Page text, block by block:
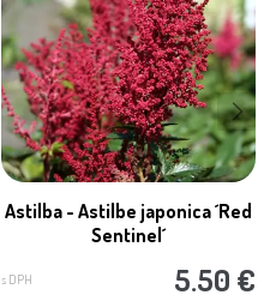
Astilba - Astilbe japonica ´Red
Sentinel´
s DPH 5.50 €